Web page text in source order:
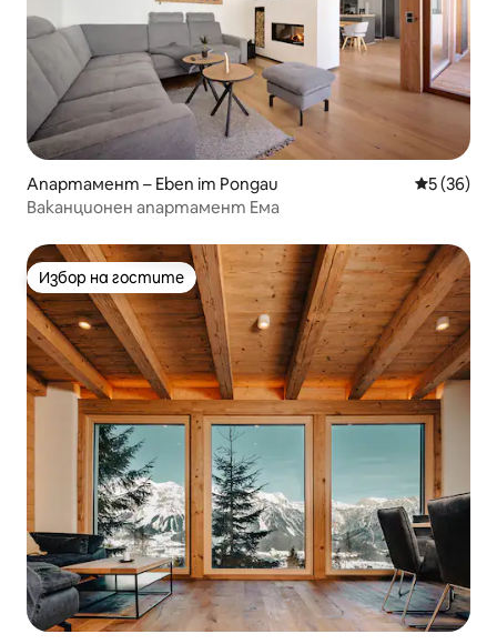
Апартамент – Eben im Pongau Средна
5 (36)
Ваканционен апартамент Ема
Избор на гостите
Избор на гостите